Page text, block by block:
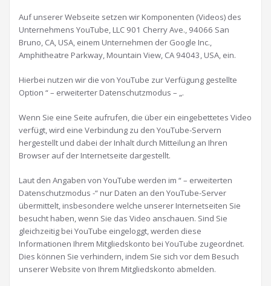
Auf unserer Webseite setzen wir Komponenten (Videos) des
Unternehmens YouTube, LLC 901 Cherry Ave., 94066 San
Bruno, CA, USA, einem Unternehmen der Google Inc.,
Amphitheatre Parkway, Mountain View, CA 94043, USA, ein.
Hierbei nutzen wir die von YouTube zur Verfügung gestellte
Option “ – erweiterter Datenschutzmodus – „.
Wenn Sie eine Seite aufrufen, die über ein eingebettetes Video
verfügt, wird eine Verbindung zu den YouTube-Servern
hergestellt und dabei der Inhalt durch Mitteilung an Ihren
Browser auf der Internetseite dargestellt.
Laut den Angaben von YouTube werden im “ – erweiterten
Datenschutzmodus -“ nur Daten an den YouTube-Server
übermittelt, insbesondere welche unserer Internetseiten Sie
besucht haben, wenn Sie das Video anschauen. Sind Sie
gleichzeitig bei YouTube eingeloggt, werden diese
Informationen Ihrem Mitgliedskonto bei YouTube zugeordnet.
Dies können Sie verhindern, indem Sie sich vor dem Besuch
unserer Website von Ihrem Mitgliedskonto abmelden.